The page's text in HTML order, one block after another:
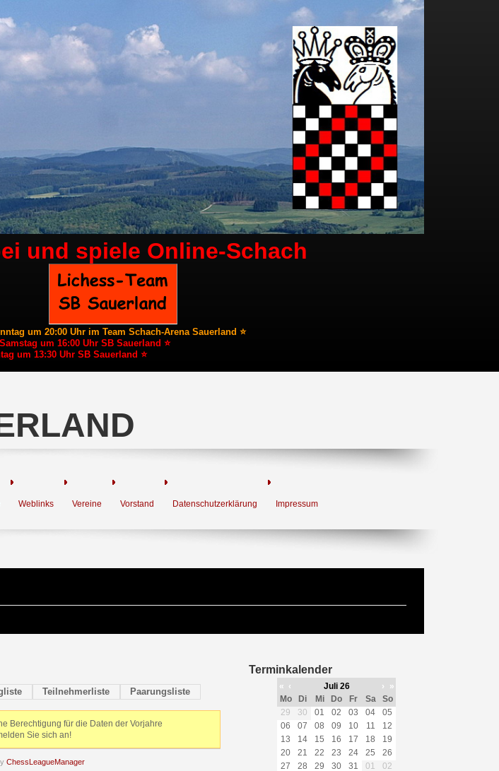
und spiele Online-Schach
um 20:00 Uhr im Team Schach-Arena Sauerland ⭐
um 16:00 Uhr SB Sauerland ⭐
um 13:30 Uhr SB Sauerland ⭐
Weblinks Vereine Vorstand Datenschutzerklärung Impressum
Teilnehmerliste Paarungsliste
Berechtigung für die Daten der Vorjahre
Sie sich an!
ChessLeagueManager
Terminkalender
« ‹ Juli 26 ›
»
Mo
Di Mi Do Fr Sa
So
29
30 01 02 03 04
05
06
07 08 09 10 11
12
13
14 15 16 17 18
19
20
21 22 23 24 25
26
27
28 29 30 31 01 02